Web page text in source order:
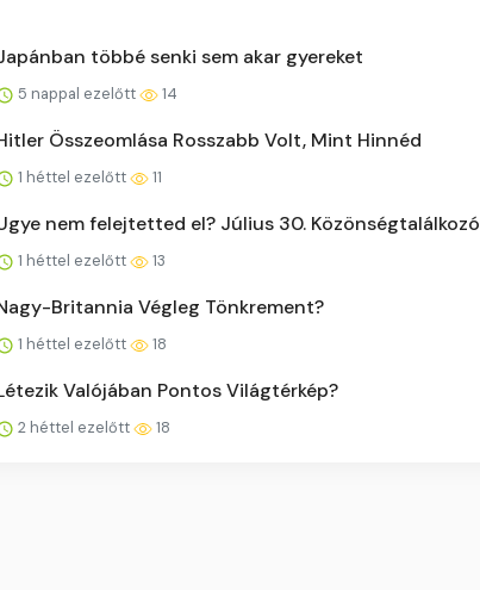
többé senki sem akar gyereket
5 nappal ezelőtt 14
Összeomlása Rosszabb Volt, Mint Hinnéd
1 héttel ezelőtt 11
nem felejtetted el? Július 30. Közönségtalálkozó
1 héttel ezelőtt 13
Britannia Végleg Tönkrement?
1 héttel ezelőtt 18
Valójában Pontos Világtérkép?
2 héttel ezelőtt 18